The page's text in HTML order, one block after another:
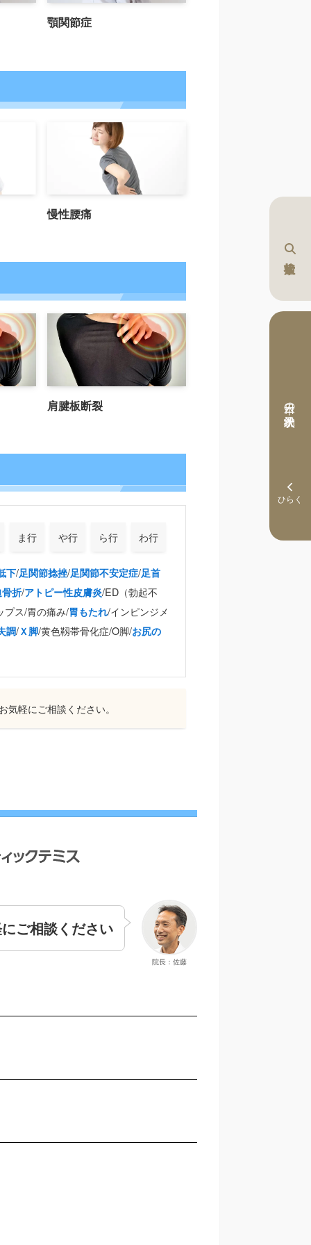
本日の予約状況
顎関節症
慢性腰痛
肩腱板断裂
ま行 や行 ら行 わ行
下/足関節捻挫/足関節不安定症/足首
折/アトピー性皮膚炎/ED（勃起不
プス/胃の痛み/胃もたれ/インピンジメ
調/Ｘ脚/黄色靱帯骨化症/O脚/お尻の
軽にご相談ください。
院長：佐藤
ご相談ください